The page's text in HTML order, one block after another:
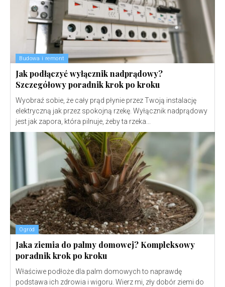
Budowa i remont
Jak podłączyć wyłącznik nadprądowy?
Szczegółowy poradnik krok po kroku
Wyobraź sobie, że cały prąd płynie przez Twoją instalację
elektryczną jak przez spokojną rzekę. Wyłącznik nadprądowy
jest jak zapora, która pilnuje, żeby ta rzeka...
Ogród
Jaka ziemia do palmy domowej? Kompleksowy
poradnik krok po kroku
Właściwe podłoże dla palm domowych to naprawdę
podstawa ich zdrowia i wigoru. Wierz mi, zły dobór ziemi do